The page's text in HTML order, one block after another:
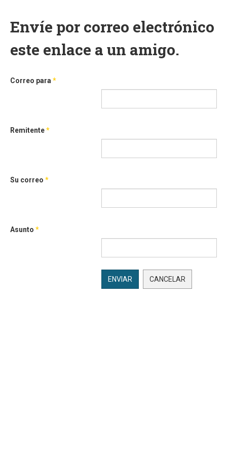
Envíe por correo electrónico
este enlace a un amigo.
Correo para *
Remitente*
Su correo *
Asunto *
ENVIAR CANCELAR